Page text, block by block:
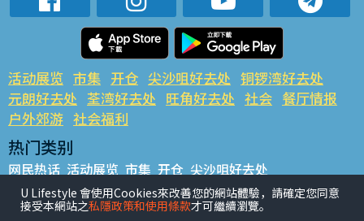
活动展览 市集 开仓 尖沙咀好去处 铜锣湾好去处
元朗好去处 荃湾好去处 旺角好去处 社会 餐厅情报
户外郊游 社会福利
热门类别
网民热话 活动展览 市集 开仓 尖沙咀好去处
铜锣湾好去处 元朗好去处 荃湾好去处 旺角好去处 社会
餐厅情报 户外郊游
U Lifestyle 會使用Cookies來改善您的網站體驗，請確定您同意
接受本網站之私隱政策和使用條款才可繼續瀏覽。